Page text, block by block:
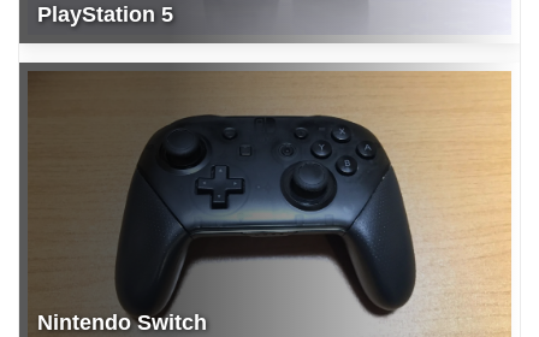
PlayStation 5
Nintendo Switch